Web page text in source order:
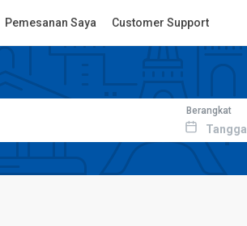
Pemesanan Saya Customer Support
Berangkat
Tanggal